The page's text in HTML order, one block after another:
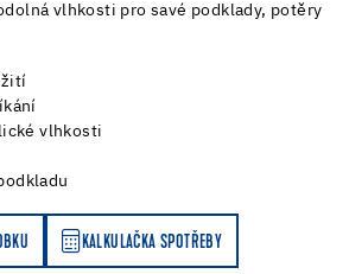
vlhkosti pro savé podklady, potěry
vlhkosti
KALKULAČKA SPOTŘEBY